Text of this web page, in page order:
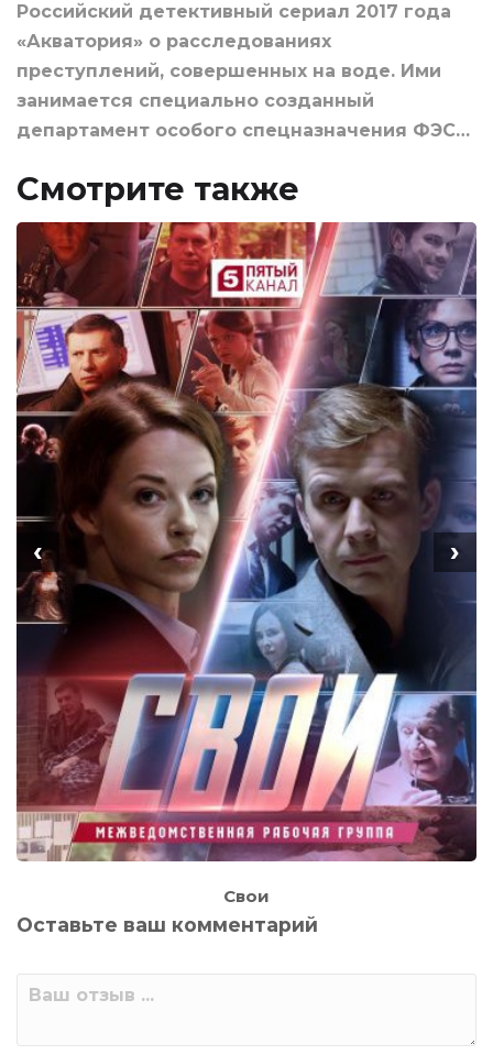
Российский детективный сериал 2017 года
«Акватория» о расследованиях
преступлений, совершенных на воде. Ими
занимается специально созданный
департамент особого спецназначения ФЭС…
Смотрите также
Свои
‹ ›
Оставьте ваш комментарий